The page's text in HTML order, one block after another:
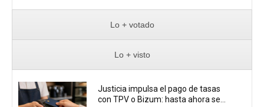
Lo + votado
Lo + visto
Justicia impulsa el pago de tasas
con TPV o Bizum: hasta ahora se...